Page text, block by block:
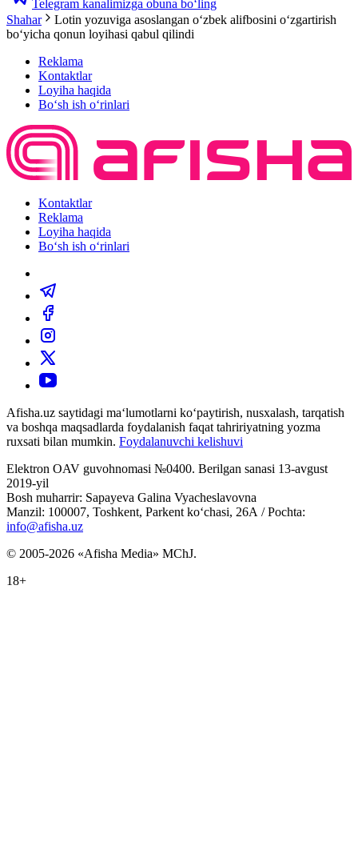
Telegram kanalimizga obuna bo‘ling
Shahar
Lotin yozuviga asoslangan o‘zbek alifbosini o‘zgartirish
bo‘yicha qonun loyihasi qabul qilindi
Reklama
Kontaktlar
Loyiha haqida
Bo‘sh ish o‘rinlari
Kontaktlar
Reklama
Loyiha haqida
Bo‘sh ish o‘rinlari
Afisha.uz saytidagi ma‘lumotlarni ko‘paytirish, nusxalash, tarqatish
va boshqa maqsadlarda foydalanish faqat tahririyatning yozma
ruxsati bilan mumkin. Foydalanuvchi kelishuvi
Elektron OAV guvohnomasi №0400. Berilgan sanasi 13-avgust
2019-yil
Bosh muharrir: Sapayeva Galina Vyacheslavovna
Manzil: 100007, Toshkent, Parkent ko‘chasi, 26А / Pochta:
info@afisha.uz
© 2005-2026 «Afisha Media» MChJ.
18+